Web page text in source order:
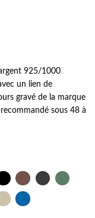
925/1000
un lien de
gravé de la marque
sous 48 à
Noir TaupeAnthraciteMilitaire
Sable
Bleu
Océan